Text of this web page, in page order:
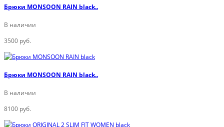
Брюки MONSOON RAIN black..
В наличии
3500 руб.
Брюки MONSOON RAIN black..
В наличии
8100 руб.